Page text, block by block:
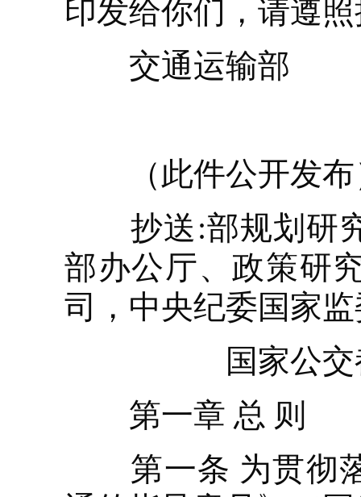
印发给你们，请遵
交通运输部
（此件公开发布
抄送:部规划研究
部办公厅、政策研
司，中央纪委国家
国家公
第一章 总 则
第一条 为贯彻落